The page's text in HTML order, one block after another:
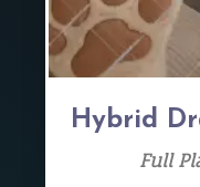
Hybrid
Full